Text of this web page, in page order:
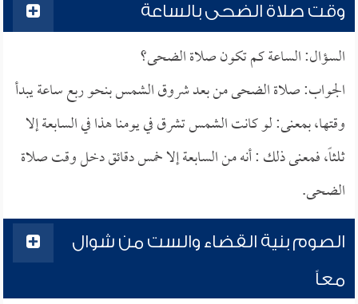
وقت صلاة الضحى بالساعة
السؤال: الساعة كم تكون صلاة الضحى؟
الجواب: صلاة الضحى من بعد شروق الشمس بنحو ربع ساعة يبدأ
وقتها، بمعنى: لو كانت الشمس تشرق في يومنا هذا في السابعة إلا
ثلثاً، فمعنى ذلك : أنه من السابعة إلا خمس دقائق دخل وقت صلاة
الضحى.
الصوم بنية القضاء والست من شوال
معاً